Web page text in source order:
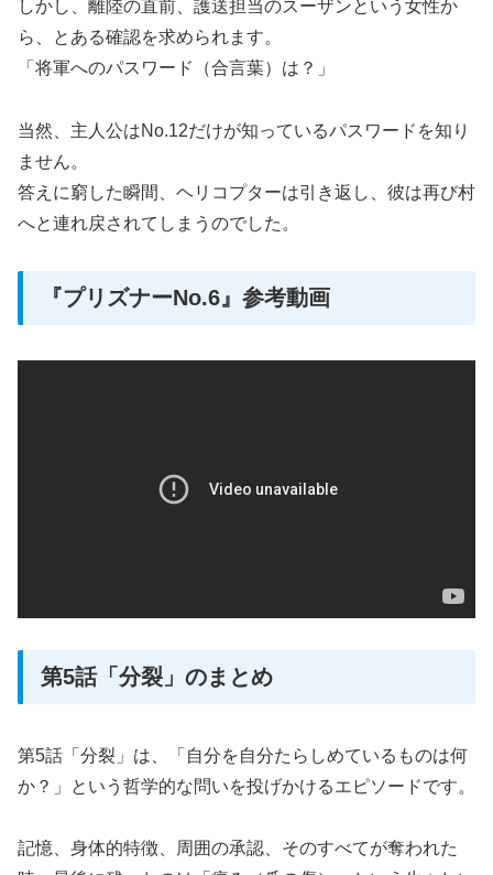
しかし、離陸の直前、護送担当のスーザンという女性か
ら、とある確認を求められます。
「将軍へのパスワード（合言葉）は？」
当然、主人公はNo.12だけが知っているパスワードを知り
ません。
答えに窮した瞬間、ヘリコプターは引き返し、彼は再び村
へと連れ戻されてしまうのでした。
『プリズナーNo.6』参考動画
第5話「分裂」のまとめ
第5話「分裂」は、「自分を自分たらしめているものは何
か？」という哲学的な問いを投げかけるエピソードです。
記憶、身体的特徴、周囲の承認、そのすべてが奪われた